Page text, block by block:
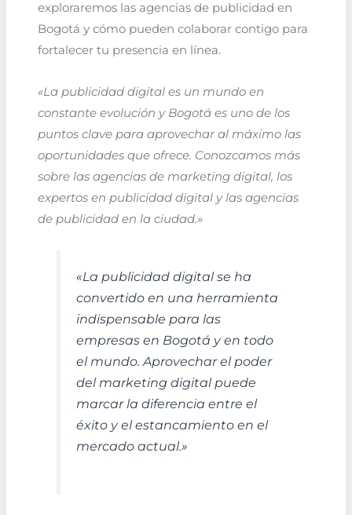
exploraremos las agencias de publicidad en
Bogotá y cómo pueden colaborar contigo para
fortalecer tu presencia en línea.
«La publicidad digital es un mundo en
constante evolución y Bogotá es uno de los
puntos clave para aprovechar al máximo las
oportunidades que ofrece. Conozcamos más
sobre las agencias de marketing digital, los
expertos en publicidad digital y las agencias
de publicidad en la ciudad.»
«La publicidad digital se ha
convertido en una herramienta
indispensable para las
empresas en Bogotá y en todo
el mundo. Aprovechar el poder
del marketing digital puede
marcar la diferencia entre el
éxito y el estancamiento en el
mercado actual.»